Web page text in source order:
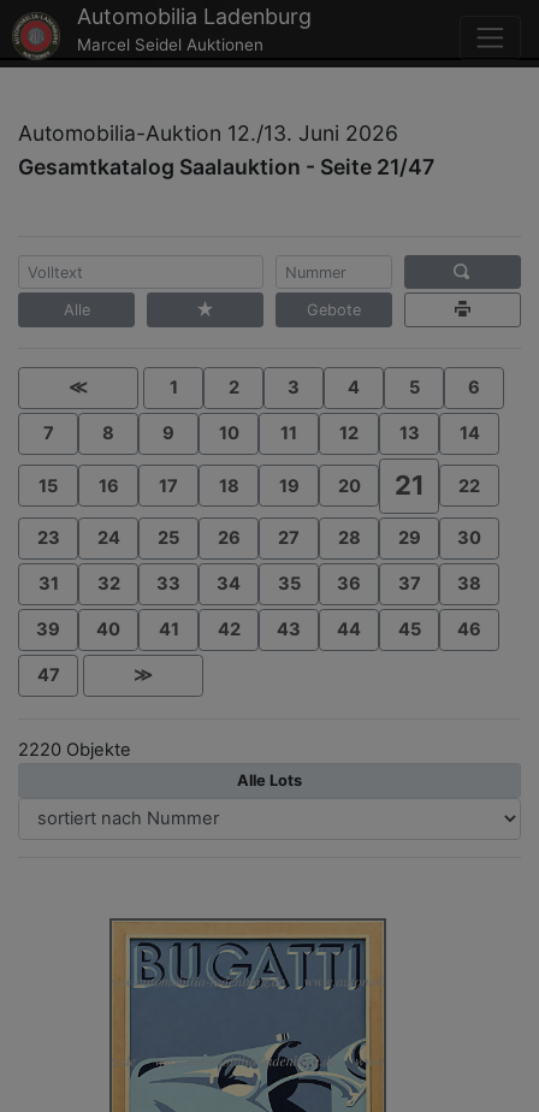
Automobilia Ladenburg
Marcel Seidel Auktionen
Automobilia-Auktion 12./13. Juni 2026
Gesamtkatalog Saalauktion - Seite 21/47
Alle Gebote
≪ 1 2 3 4 5 6
7 8 9 10 11 12 13 14
15 16 17 18 19 20 21 22
23 24 25 26 27 28 29 30
31 32 33 34 35 36 37 38
39 40 41 42 43 44 45 46
47 ≫
2220 Objekte
Alle Lots